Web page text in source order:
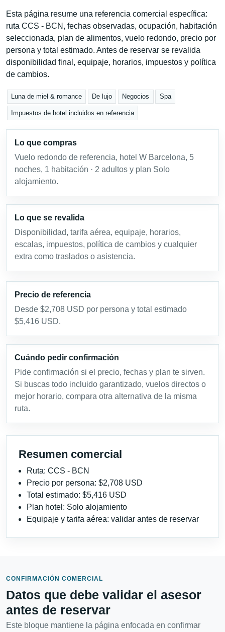
Esta página resume una referencia comercial específica:
ruta CCS - BCN, fechas observadas, ocupación, habitación
seleccionada, plan de alimentos, vuelo redondo, precio por
persona y total estimado. Antes de reservar se revalida
disponibilidad final, equipaje, horarios, impuestos y política
de cambios.
Luna de miel & romance De lujo Negocios Spa
Impuestos de hotel incluidos en referencia
Lo que compras
Vuelo redondo de referencia, hotel W Barcelona, 5
noches, 1 habitación · 2 adultos y plan Solo
alojamiento.
Lo que se revalida
Disponibilidad, tarifa aérea, equipaje, horarios,
escalas, impuestos, política de cambios y cualquier
extra como traslados o asistencia.
Precio de referencia
Desde $2,708 USD por persona y total estimado
$5,416 USD.
Cuándo pedir confirmación
Pide confirmación si el precio, fechas y plan te sirven.
Si buscas todo incluido garantizado, vuelos directos o
mejor horario, compara otra alternativa de la misma
ruta.
Resumen comercial
Ruta: CCS - BCN
Precio por persona: $2,708 USD
Total estimado: $5,416 USD
Plan hotel: Solo alojamiento
Equipaje y tarifa aérea: validar antes de reservar
CONFIRMACIÓN COMERCIAL
Datos que debe validar el asesor
antes de reservar
Este bloque mantiene la página enfocada en confirmar